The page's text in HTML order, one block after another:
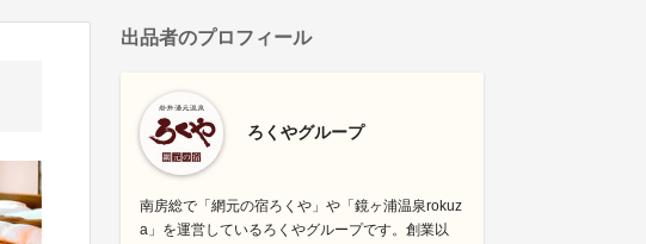
出品者のプロフィール
ろくやグループ
南房総で「網元の宿ろくや」や「鏡ヶ浦温泉rokuz
a」を運営しているろくやグループです。創業以